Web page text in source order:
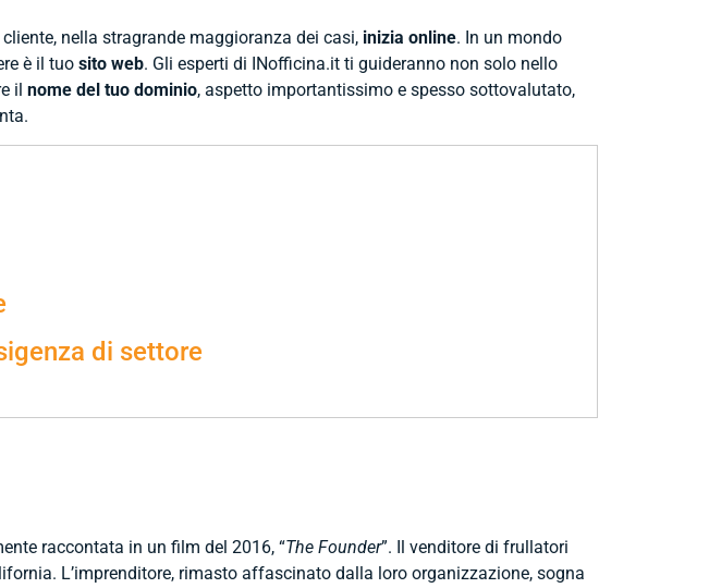
nella stragrande maggioranza dei casi, inizia online. In un mondo
è il tuo sito web. Gli esperti di INofficina.it ti guideranno non solo nello
il nome del tuo dominio, aspetto importantissimo e spesso sottovalutato,
di settore
raccontata in un film del 2016, “The Founder”. Il venditore di frullatori
L’imprenditore, rimasto affascinato dalla loro organizzazione, sogna